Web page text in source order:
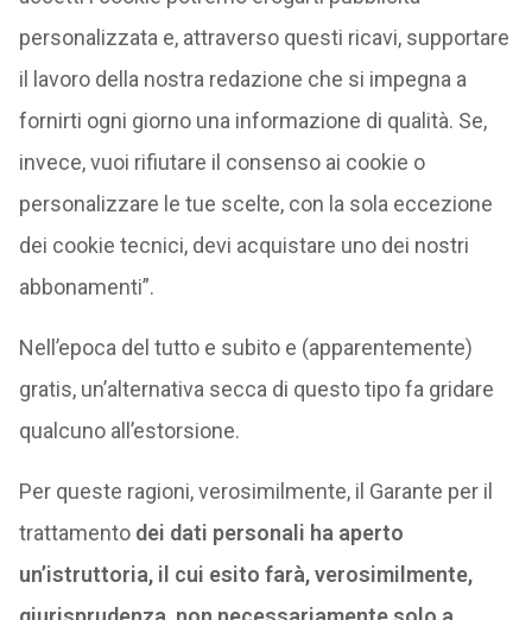
personalizzata e, attraverso questi ricavi, supportare
il lavoro della nostra redazione che si impegna a
fornirti ogni giorno una informazione di qualità. Se,
invece, vuoi rifiutare il consenso ai cookie o
personalizzare le tue scelte, con la sola eccezione
dei cookie tecnici, devi acquistare uno dei nostri
abbonamenti”.
Nell’epoca del tutto e subito e (apparentemente)
gratis, un’alternativa secca di questo tipo fa gridare
qualcuno all’estorsione.
Per queste ragioni, verosimilmente, il Garante per il
trattamento dei dati personali ha aperto
un’istruttoria, il cui esito farà, verosimilmente,